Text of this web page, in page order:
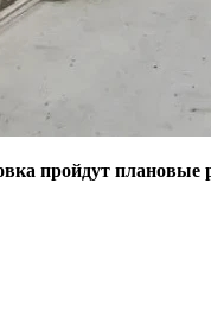
пройдут плановые